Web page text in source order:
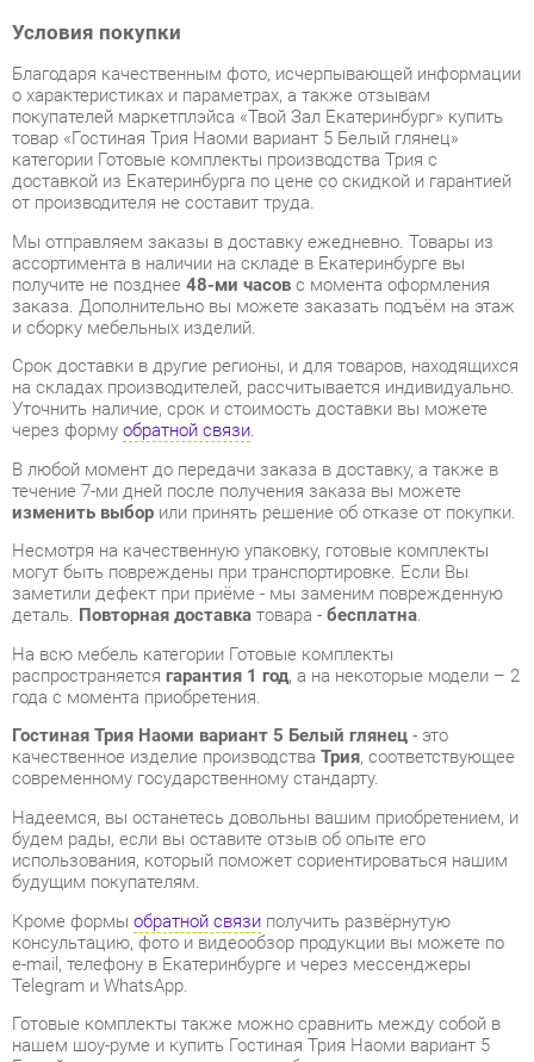
категории Готовые комплекты производства Трия с
доставкой из Екатеринбурга по цене со скидкой и гарантией
от производителя не составит труда.
Мы отправляем заказы в доставку ежедневно. Товары из
ассортимента в наличии на складе в Екатеринбурге вы
получите не позднее48-ми часовс момента оформления
заказа. Дополнительно вы можете заказать подъём на этаж
и сборку мебельных изделий.
на складах производителей, рассчитывается индивидуально.
Уточнить наличие, срок и стоимость доставки вы можете
через формуобратной связи .
В любой момент до передачи заказа в доставку, а также в
течение 7-ми дней после получения заказа вы можете
изменить выборили принять решение об отказе от покупки.
Несмотря на качественную упаковку, готовые комплекты
могут быть повреждены при транспортировке. Если Вы
заметили дефект при приёме - мы заменим поврежденную
деталь.Повторная доставка товара -бесплатна.
На всю мебель категории Готовые комплекты
распространяется гарантия 1 год, а на некоторые модели – 2
года с момента приобретения.
Гостиная Трия Наоми вариант 5 Белый глянец- это
качественное изделие производстваТрия, соответствующее
современному государственному стандарту.
Надеемся, вы останетесь довольны вашим приобретением, и
будем рады, если вы оставите отзыв об опыте его
использования, который поможет сориентироваться нашим
Кроме формы обратной связиполучить развёрнутую
консультацию, фото и видеообзор продукции вы можете по
Telegram и WhatsApp.
Готовые комплекты также можно сравнить между собой в
нашем шоу-руме и купить Гостиная Трия Наоми вариант 5
Белый глянец, самостоятельно забрав его с нашего
центрального склада в г. Екатеринбург. Полный список
адресов и магазинов смотрите на странице контактов.
Цвет
Белый глянец